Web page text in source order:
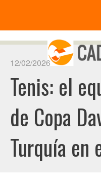
12/02/2026
Tenis: el
de Copa
Turquía en